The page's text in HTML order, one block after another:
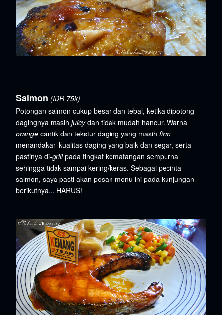
Salmon (IDR 75k)
Potongan salmon cukup besar dan tebal, ketika dipotong
dagingnya masih juicydan tidak mudah hancur. Warna
orange cantik dan tekstur daging yang masih firm
menandakan kualitas daging yang baik dan segar, serta
pastinya di-grillpada tingkat kematangan sempurna
sehingga tidak sampai kering/keras. Sebagai pecinta
salmon, saya pasti akan pesan menu ini pada kunjungan
berikutnya... HARUS!